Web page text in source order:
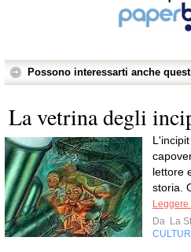
Possono interessarti anche
La vetrina degli
lettore
storia.
Da La